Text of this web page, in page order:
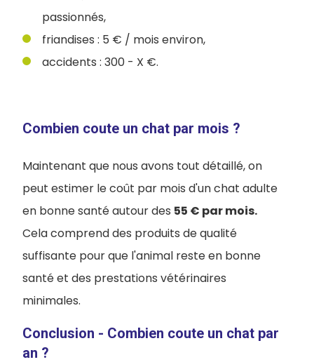
passionnés,
friandises : 5 € / mois environ,
accidents : 300 - X €.
Combien coute un chat par mois ?
Maintenant que nous avons tout détaillé, on
peut estimer le coût par mois d'un chat adulte
en bonne santé autour des 55 € par mois.
Cela comprend des produits de qualité
suffisante pour que l'animal reste en bonne
santé et des prestations vétérinaires
minimales.
Conclusion - Combien coute un chat par
an ?